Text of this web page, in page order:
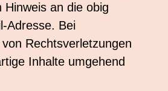
Hinweis an die obig
Adresse. Bei
Rechtsverletzungen
Inhalte umgehend